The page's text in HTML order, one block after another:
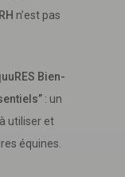
n’est pas
Bien-
: un
utiliser et
équines.